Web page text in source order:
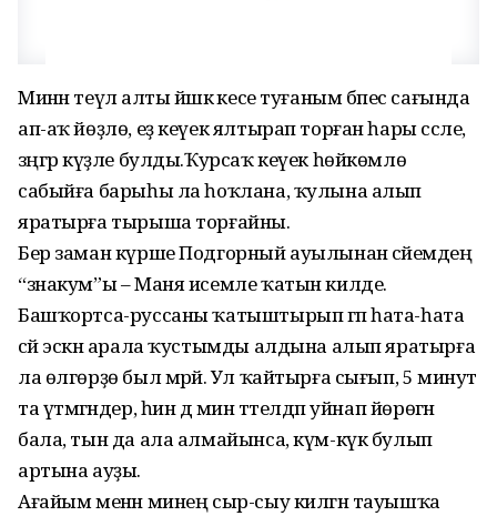
Минән теүәл алты йәшкә кесе туғаным бәпес сағында
ап-аҡ йөҙлө, еҙ кеүек ялтырап торған һары сәсле,
зәңгәр күҙле булды.Ҡурсаҡ кеүек һөйкөмлө
сабыйға барыһы ла һоҡлана, ҡулына алып
яратырға тырыша торғайны.
Бер заман күрше Подгорный ауылынан әсәйемдең
“знакум”ы – Маня исемле ҡатын килде.
Башҡортса-руссаны ҡатыштырып гәп һата-һата
сәй эскән арала ҡустымды алдына алып яратырға
ла өлгөрҙө был мәрйә. Ул ҡайтырға сығып, 5 минут
та үтмәгәндер, һин дә мин тәтелдәп уйнап йөрөгән
бала, тын да ала алмайынса, күм-күк булып
артына ауҙы.
Ағайым менән минең сыр-сыу килгән тауышҡа